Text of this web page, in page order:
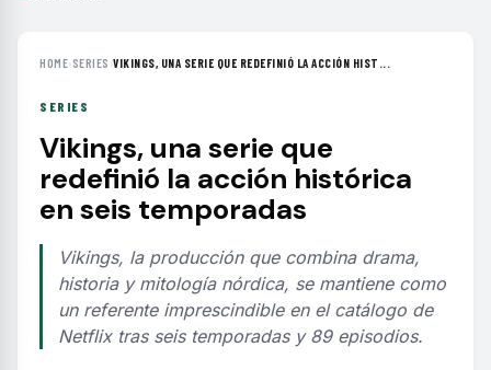
HOME› SERIES ›VIKINGS, UNA SERIE QUE REDEFINIÓ LA ACCIÓN HIST...
SERIES
Vikings, una serie que
redefinió la acción histórica
en seis temporadas
Vikings, la producción que combina drama,
historia y mitología nórdica, se mantiene como
un referente imprescindible en el catálogo de
Netflix tras seis temporadas y 89 episodios.